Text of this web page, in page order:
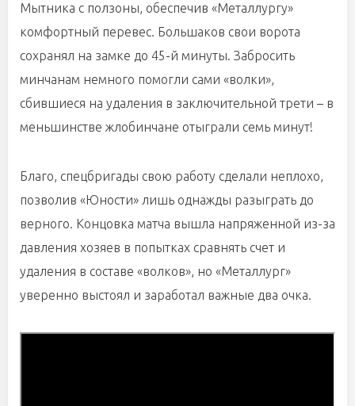
Мытника с ползоны, обеспечив «Металлургу»
комфортный перевес. Большаков свои ворота
сохранял на замке до 45-й минуты. Забросить
минчанам немного помогли сами «волки»,
сбившиеся на удаления в заключительной трети – в
меньшинстве жлобинчане отыграли семь минут!
Благо, спецбригады свою работу сделали неплохо,
позволив «Юности» лишь однажды разыграть до
верного. Концовка матча вышла напряженной из-за
давления хозяев в попытках сравнять счет и
удаления в составе «волков», но «Металлург»
уверенно выстоял и заработал важные два очка.